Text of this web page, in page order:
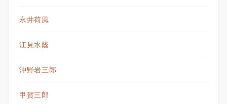
永井荷風
江見水蔭
沖野岩三郎
甲賀三郎